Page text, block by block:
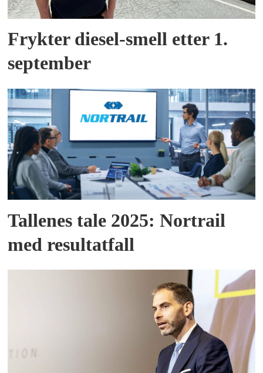
Frykter diesel-smell etter 1.
september
Tallenes tale 2025: Nortrail
med resultatfall